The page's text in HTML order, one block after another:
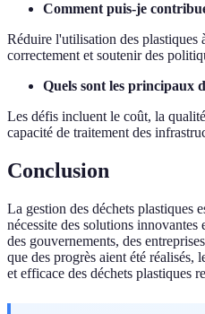
Comment puis-je
Réduire l'utilisation des plastiques
correctement et soutenir des
Quels sont les principaux
Les défis incluent le coût, la
capacité de traitement des
Conclusion
La gestion des déchets plastiques
nécessite des solutions innovantes
des gouvernements, des
que des progrès aient été réalisés,
et efficace des déchets plastiques